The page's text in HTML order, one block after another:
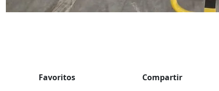
Favoritos Compartir